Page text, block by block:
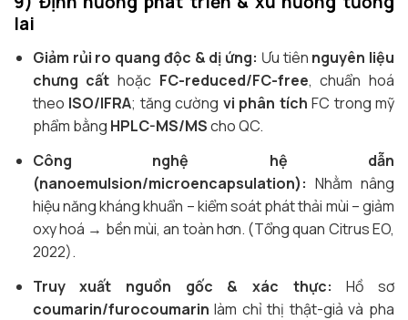
lai
Giảm rủi ro quang độc & dị ứng: Ưu tiên nguyên liệu
chưng cất hoặc FC-reduced/FC-free, chuẩn hoá
theo ISO/IFRA; tăng cường vi phân tích FC trong mỹ
phẩm bằng HPLC-MS/MScho QC.
Công nghệ hệ dẫn
(nanoemulsion/microencapsulation): Nhằm nâng
hiệu năng kháng khuẩn – kiểm soát phát thải mùi – giảm
oxy hoá → bền mùi, an toàn hơn. (Tổng quan Citrus EO,
2022).
Truy xuất nguồn gốc & xác thực: Hồ sơ
coumarin/furocoumarin làm chỉ thị thật-giả và pha